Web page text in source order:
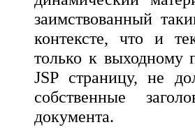
заимствованный
контексте, что и
только к выходному
JSP страницу, не
собственные
документа.